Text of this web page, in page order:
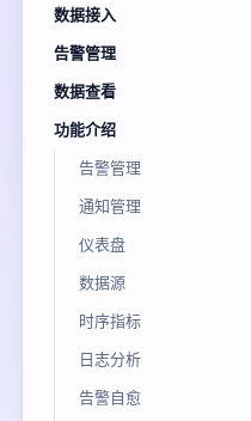
数据接入
告警管理
数据查看
功能介绍
告警管理
通知管理
仪表盘
数据源
时序指标
日志分析
告警自愈